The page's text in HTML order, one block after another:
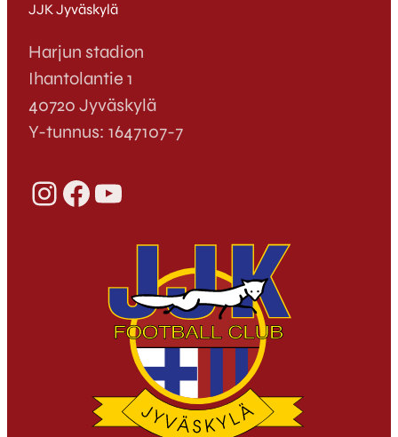
JJK Jyväskylä
Harjun stadion
Ihantolantie 1
40720 Jyväskylä
Y-tunnus: 1647107-7
InstagramFacebook YouTube